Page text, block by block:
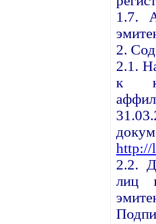
1.7.
2.
2.1.
к
http://
2.2.
лиц